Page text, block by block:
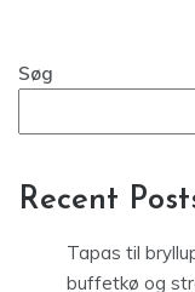
Søg
Recent
Tapas til
buffetkø og